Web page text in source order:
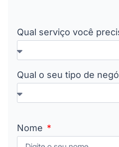
Qual serviço você
Qual o seu tipo de
Nome